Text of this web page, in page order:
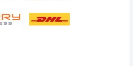
giác đi chuột tốt.
Type-A, khe cắm thẻ nhớ, cổng